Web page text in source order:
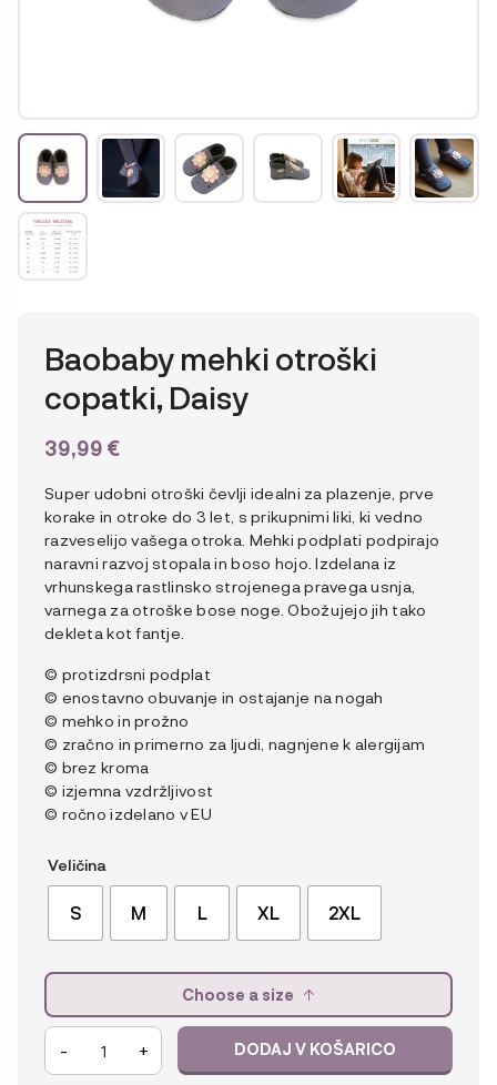
Baobaby mehki otroški
copatki, Daisy
39,99 €
Super udobni otroški čevlji idealni za plazenje, prve
korake in otroke do 3 let, s prikupnimi liki, ki vedno
razveselijo vašega otroka. Mehki podplati podpirajo
naravni razvoj stopala in boso hojo. Izdelana iz
vrhunskega rastlinsko strojenega pravega usnja,
varnega za otroške bose noge. Obožujejo jih tako
dekleta kot fantje.
© protizdrsni podplat
© enostavno obuvanje in ostajanje na nogah
© mehko in prožno
© zračno in primerno za ljudi, nagnjene k alergijam
© brez kroma
© izjemna vzdržljivost
© ročno izdelano v EU
Veličina
S M L XL 2XL
Choose a size
Baobaby
- + DODAJ V KOŠARICO